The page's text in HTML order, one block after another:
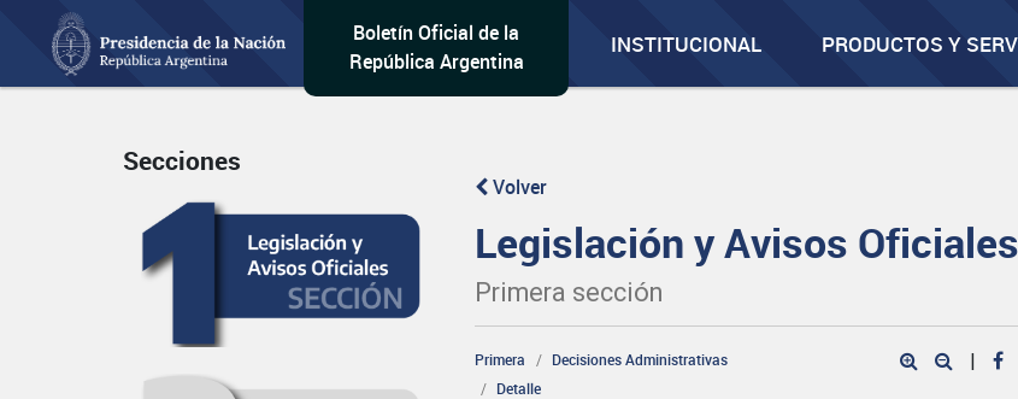
Boletín Oficial de la
República Argentina
INSTITUCIONAL PRODUCTOS Y
Secciones
Volver
Legislación y Avisos Oficiales
Primera sección
Primera
Decisiones Administrativas
Detalle
|